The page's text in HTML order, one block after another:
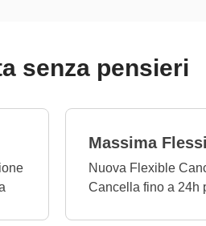
senza pensieri
Massima
Nuova Flexible
Cancella fino a 24h